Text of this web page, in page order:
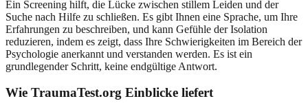
Ein Screening hilft, die Lücke zwischen stillem Leiden und der
Suche nach Hilfe zu schließen. Es gibt Ihnen eine Sprache, um Ihre
Erfahrungen zu beschreiben, und kann Gefühle der Isolation
reduzieren, indem es zeigt, dass Ihre Schwierigkeiten im Bereich der
Psychologie anerkannt und verstanden werden. Es ist ein
grundlegender Schritt, keine endgültige Antwort.
Wie TraumaTest.org Einblicke liefert